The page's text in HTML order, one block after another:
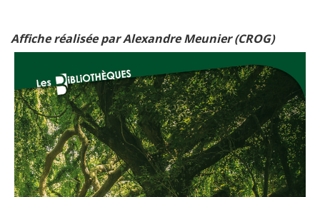
Affiche réalisée par Alexandre Meunier (CROG)